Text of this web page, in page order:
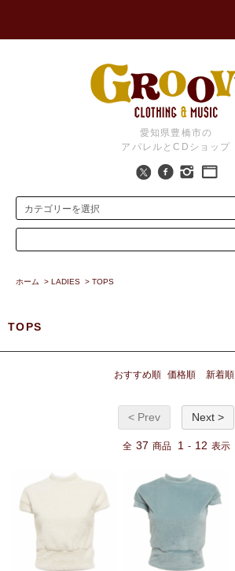
愛知県豊橋市の
アパレルとCDショップ
ホーム > LADIES > TOPS
TOPS
おすすめ順 価格順 新着順
< Prev Next >
全 37 商品 1 - 12 表示